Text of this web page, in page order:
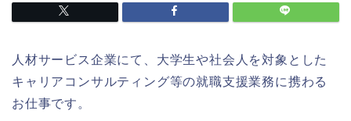
人材サービス企業にて、大学生や社会人を対象とした
キャリアコンサルティング等の就職支援業務に携わる
お仕事です。